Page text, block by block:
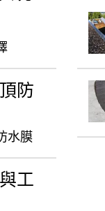
防
水膜
工